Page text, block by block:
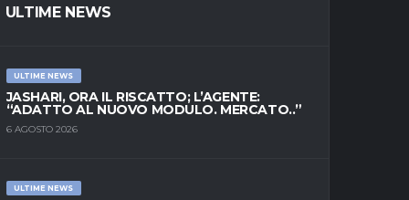
ULTIME NEWS
ULTIME NEWS
JASHARI, ORA IL RISCATTO; L’AGENTE:
“ADATTO AL NUOVO MODULO. MERCATO..”
6 AGOSTO 2026
ULTIME NEWS